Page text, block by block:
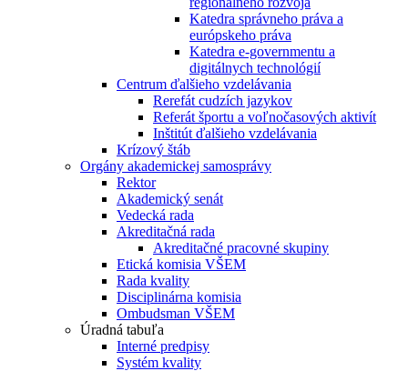
Katedra správneho práva a
európskeho práva
Katedra e-governmentu a
digitálnych technológií
Centrum ďalšieho vzdelávania
Rerefát cudzích jazykov
Referát športu a voľnočasových aktivít
Inštitút ďalšieho vzdelávania
Krízový štáb
Orgány akademickej samosprávy
Rektor
Akademický senát
Vedecká rada
Akreditačná rada
Akreditačné pracovné skupiny
Etická komisia VŠEM
Rada kvality
Disciplinárna komisia
Ombudsman VŠEM
Úradná tabuľa
Interné predpisy
Systém kvality